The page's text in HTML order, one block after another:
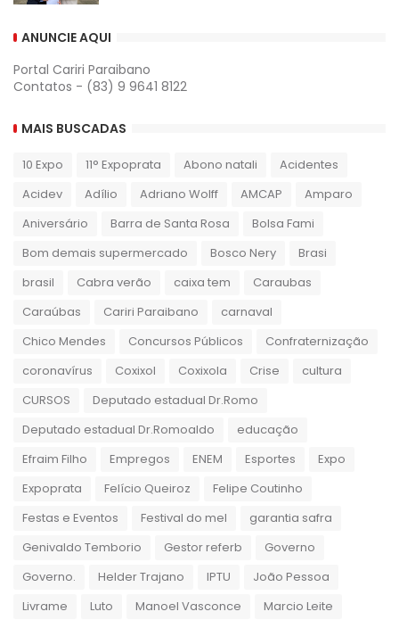
ANUNCIE AQUI
Portal Cariri Paraibano
Contatos - (83) 9 9641 8122
MAIS BUSCADAS
10 Expo 11° Expoprata Abono natali
Acidentes
Acidev
Adílio Adriano Wolff AMCAP
Amparo
Aniversário
Barra de Santa Rosa
Bolsa Fami
Bom demais supermercado
Bosco Nery
Brasi
brasil
Cabra verão caixa tem
Caraubas
Caraúbas
Cariri Paraibano
carnaval
Chico Mendes
Concursos Públicos
Confraternização
coronavírus
Coxixol Coxixola Crise
cultura
CURSOS
Deputado estadual Dr.Romo
Deputado estadual Dr.Romoaldo
educação
Efraim Filho
Empregos ENEM Esportes
Expo
Expoprata
Felício Queiroz
Felipe Coutinho
Festas e Eventos
Festival do mel
garantia safra
Genivaldo Temborio
Gestor referb
Governo
Governo.
Helder Trajano IPTU
João Pessoa
Livrame
Luto Manoel Vasconce
Marcio Leite